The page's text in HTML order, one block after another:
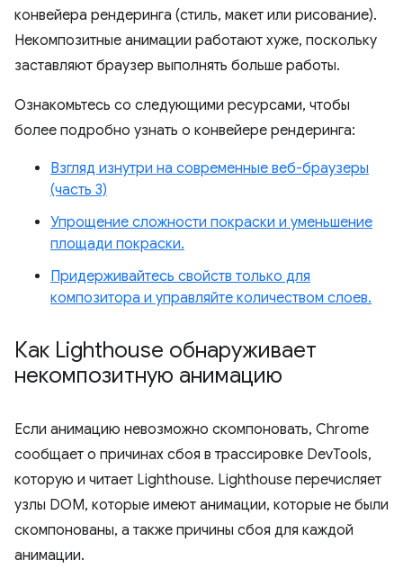
конвейера рендеринга (стиль, макет или рисование).
Некомпозитные анимации работают хуже, поскольку
заставляют браузер выполнять больше работы.
Ознакомьтесь со следующими ресурсами, чтобы
более подробно узнать о конвейере рендеринга:
Взгляд изнутри на современные веб-браузеры
(часть 3)
Упрощение сложности покраски и уменьшение
площади покраски.
Придерживайтесь свойств только для
композитора и управляйте количеством слоев.
Как Lighthouse обнаруживает
некомпозитную анимацию
Если анимацию невозможно скомпоновать, Chrome
сообщает о причинах сбоя в трассировке DevTools,
которую и читает Lighthouse. Lighthouse перечисляет
узлы DOM, которые имеют анимации, которые не были
скомпонованы, а также причины сбоя для каждой
анимации.